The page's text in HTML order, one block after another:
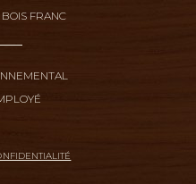
FRANC